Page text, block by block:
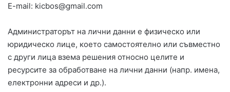
E-mail: kicbos@gmail.com
Администраторът на лични данни е физическо или
юридическо лице, което самостоятелно или съвместно
с други лица взема решения относно целите и
ресурсите за обработване на лични данни (напр. имена,
електронни адреси и др.).